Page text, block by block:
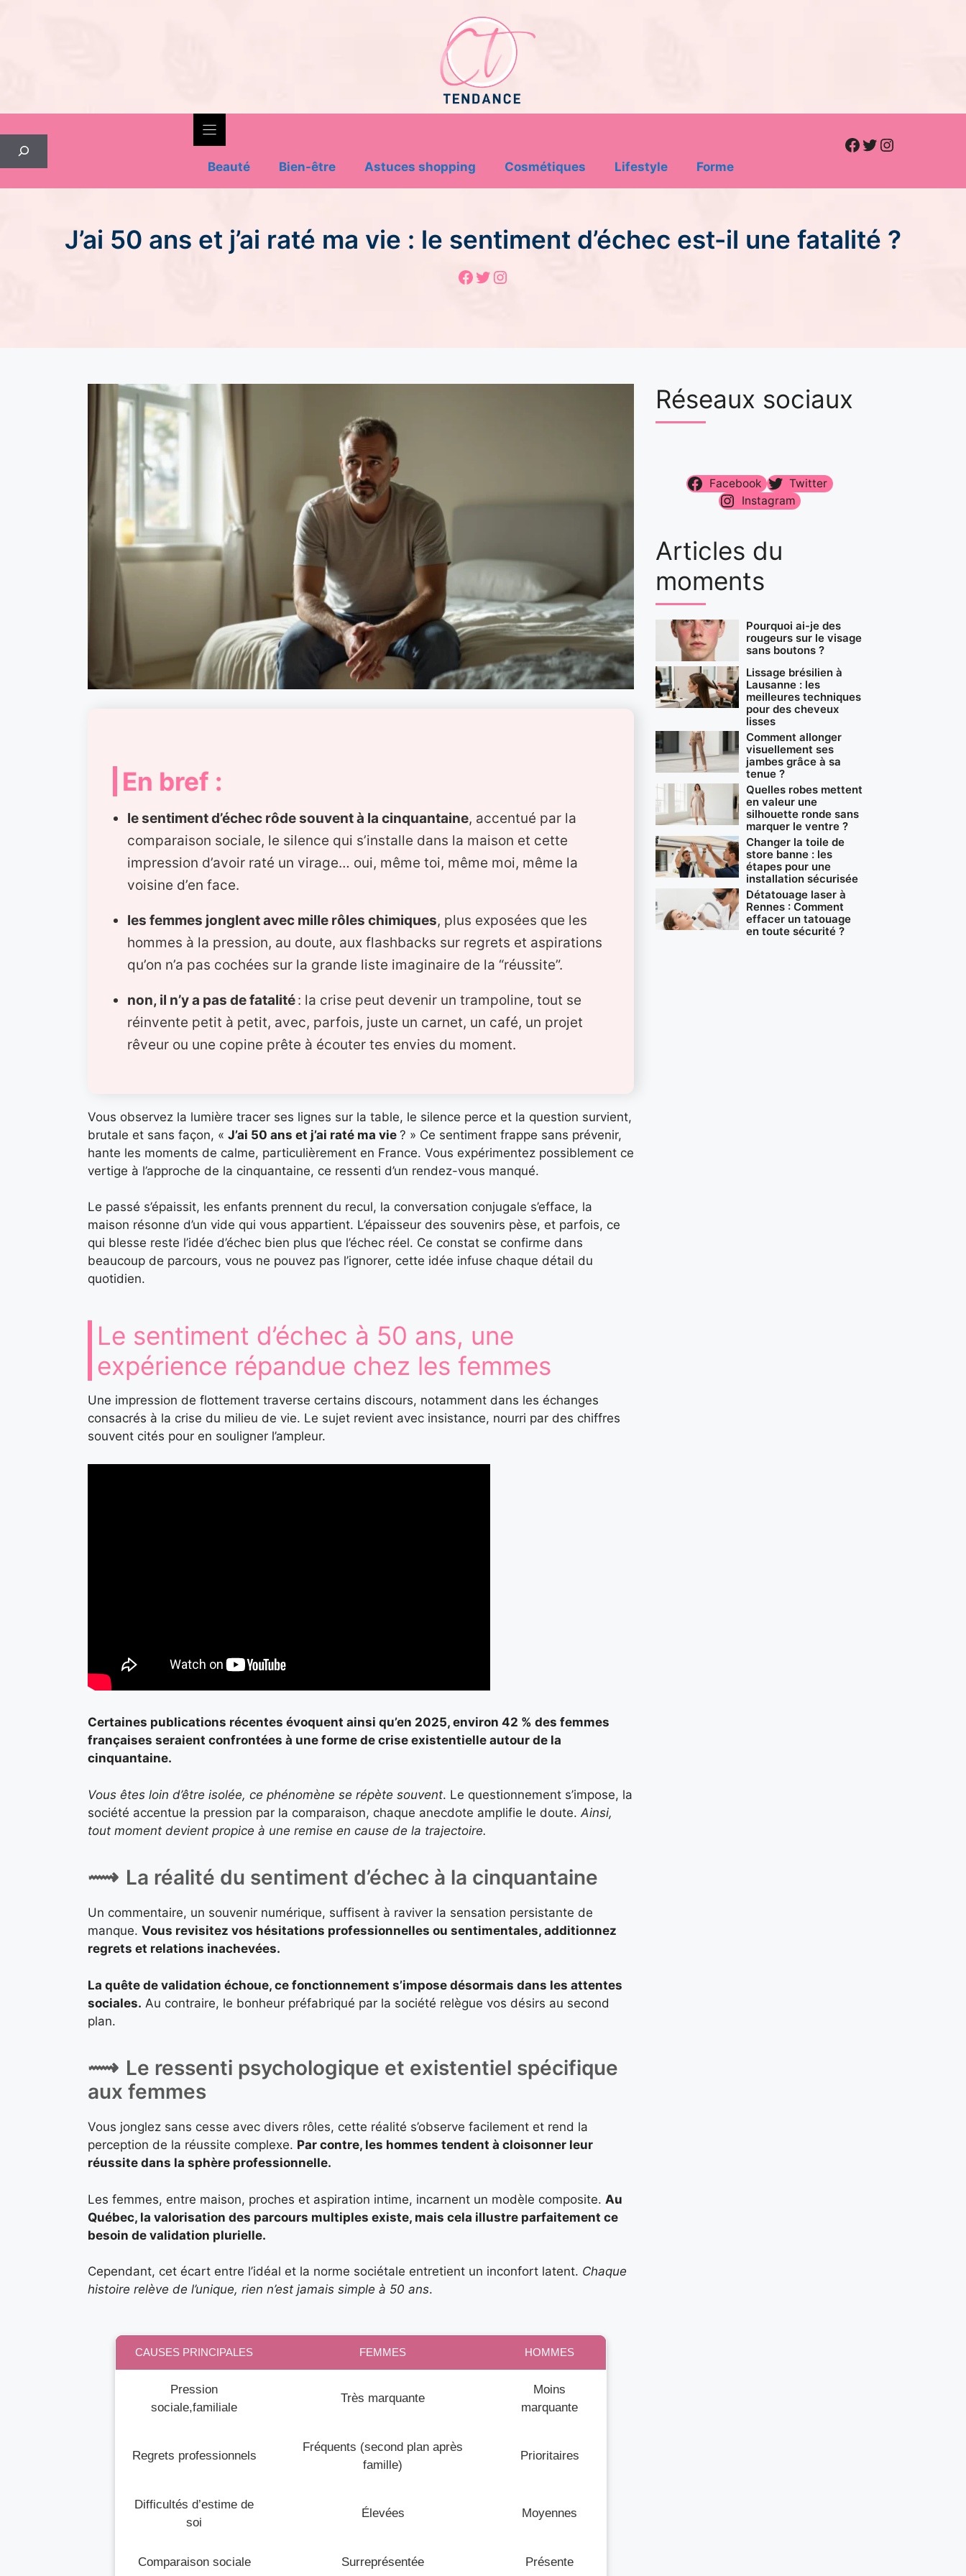
Beauté
Bien-être Astuces shopping Cosmétiques Lifestyle Forme
Facebook
Twitter
Instagram
J’ai 50 ans et j’ai raté ma vie : le sentiment d’échec est-il une fatalité ?
Facebook
Twitter
Instagram
En bref :
le sentiment d’échec rôde souvent à la cinquantaine, accentué par la
comparaison sociale, le silence qui s’installe dans la maison et cette
impression d’avoir raté un virage… oui, même toi, même moi, même la
voisine d’en face.
les femmes jonglent avec mille rôles chimiques, plus exposées que les
hommes à la pression, au doute, aux flashbacks sur regrets et aspirations
qu’on n’a pas cochées sur la grande liste imaginaire de la “réussite”.
non, il n’y a pas de fatalité: la crise peut devenir un trampoline, tout se
réinvente petit à petit, avec, parfois, juste un carnet, un café, un projet
rêveur ou une copine prête à écouter tes envies du moment.
Vous observez la lumière tracer ses lignes sur la table, le silence perce et la question survient,
brutale et sans façon, « J’ai 50 ans et j’ai raté ma vie ? » Ce sentiment frappe sans prévenir,
hante les moments de calme, particulièrement en France. Vous expérimentez possiblement ce
vertige à l’approche de la cinquantaine, ce ressenti d’un rendez-vous manqué.
Le passé s’épaissit, les enfants prennent du recul, la conversation conjugale s’efface, la
maison résonne d’un vide qui vous appartient. L’épaisseur des souvenirs pèse, et parfois, ce
qui blesse reste l’idée d’échec bien plus que l’échec réel. Ce constat se confirme dans
beaucoup de parcours, vous ne pouvez pas l’ignorer, cette idée infuse chaque détail du
quotidien.
Le sentiment d’échec à 50 ans, une
expérience répandue chez les femmes
Une impression de flottement traverse certains discours, notamment dans les échanges
consacrés à la crise du milieu de vie. Le sujet revient avec insistance, nourri par des chiffres
souvent cités pour en souligner l’ampleur.
Certaines publications récentes évoquent ainsi qu’en 2025, environ 42 % des femmes
françaises seraient confrontées à une forme de crise existentielle autour de la
cinquantaine.
Vous êtes loin d’être isolée, ce phénomène se répète souvent. Le questionnement s’impose, la
société accentue la pression par la comparaison, chaque anecdote amplifie le doute. Ainsi,
tout moment devient propice à une remise en cause de la trajectoire.
La réalité du sentiment d’échec à la cinquantaine
Un commentaire, un souvenir numérique, suffisent à raviver la sensation persistante de
manque. Vous revisitez vos hésitations professionnelles ou sentimentales, additionnez
regrets et relations inachevées.
La quête de validation échoue, ce fonctionnement s’impose désormais dans les attentes
sociales. Au contraire, le bonheur préfabriqué par la société relègue vos désirs au second
plan.
Le ressenti psychologique et existentiel spécifique
aux femmes
Vous jonglez sans cesse avec divers rôles, cette réalité s’observe facilement et rend la
perception de la réussite complexe. Par contre, les hommes tendent à cloisonner leur
réussite dans la sphère professionnelle.
Les femmes, entre maison, proches et aspiration intime, incarnent un modèle composite. Au
Québec, la valorisation des parcours multiples existe, mais cela illustre parfaitement ce
besoin de validation plurielle.
Cependant, cet écart entre l’idéal et la norme sociétale entretient un inconfort latent. Chaque
histoire relève de l’unique, rien n’est jamais simple à 50 ans.
CAUSES PRINCIPALES FEMMES HOMMES
Pression
sociale,familiale
Très marquante
Moins
marquante
Regrets professionnels
Fréquents (second plan après
famille)
Prioritaires
Difficultés d’estime de
soi
Élevées Moyennes
Comparaison sociale Surreprésentée Présente
Réseaux sociaux
Facebook
Twitter
Instagram
Articles du
moments
Pourquoi ai-je des
rougeurs sur le visage
sans boutons ?
Lissage brésilien à
Lausanne : les
meilleures techniques
pour des cheveux
lisses
Comment allonger
visuellement ses
jambes grâce à sa
tenue ?
Quelles robes mettent
en valeur une
silhouette ronde sans
marquer le ventre ?
Changer la toile de
store banne : les
étapes pour une
installation sécurisée
Détatouage laser à
Rennes : Comment
effacer un tatouage
en toute sécurité ?